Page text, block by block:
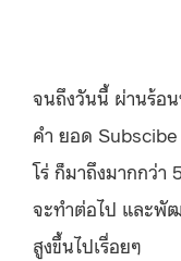
จนถึงวันนี้ ผ่านร้อ
คำ ยอด
โร่ ก็มาถึงมากกว่า
จะทำต่อไป และพั
สูงขึ้นไปเรื่อยๆ